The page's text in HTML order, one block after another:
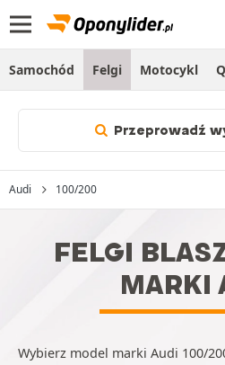
Samochód Felgi Motocykl
Przeprowadź
Audi 100/200
FELGI
MARKI
Wybierz model marki Audi 100/